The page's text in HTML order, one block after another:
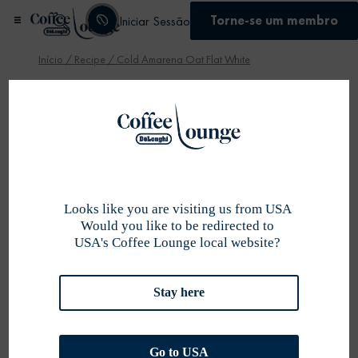
Iniciar Sessão Torne-se um membro
Início / Recipe / Cold Amarena Oat Flat White
Looks like you are visiting us from USA
Would you like to be redirected to
USA's Coffee Lounge local website?
Stay here
Go to USA